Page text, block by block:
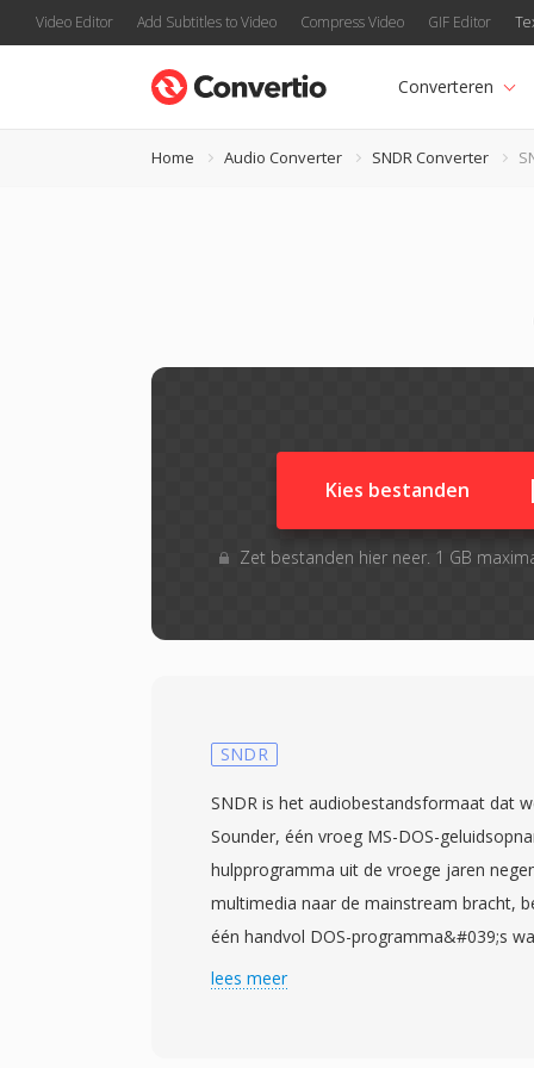
Video Editor Add Subtitles to Video Compress Video GIF Editor
Converteren
Home Audio Converter SNDR Converter
Kies bestanden
Zet bestanden hier neer. 1 GB
SNDR
SNDR is het audiobestandsformaat dat
Sounder, één vroeg MS-DOS-
hulpprogramma uit de vroege jaren
multimedia naar de mainstream bracht,
één handvol DOS-programma&#039;s
audio konden vastleggen en afspelen via
lees meer